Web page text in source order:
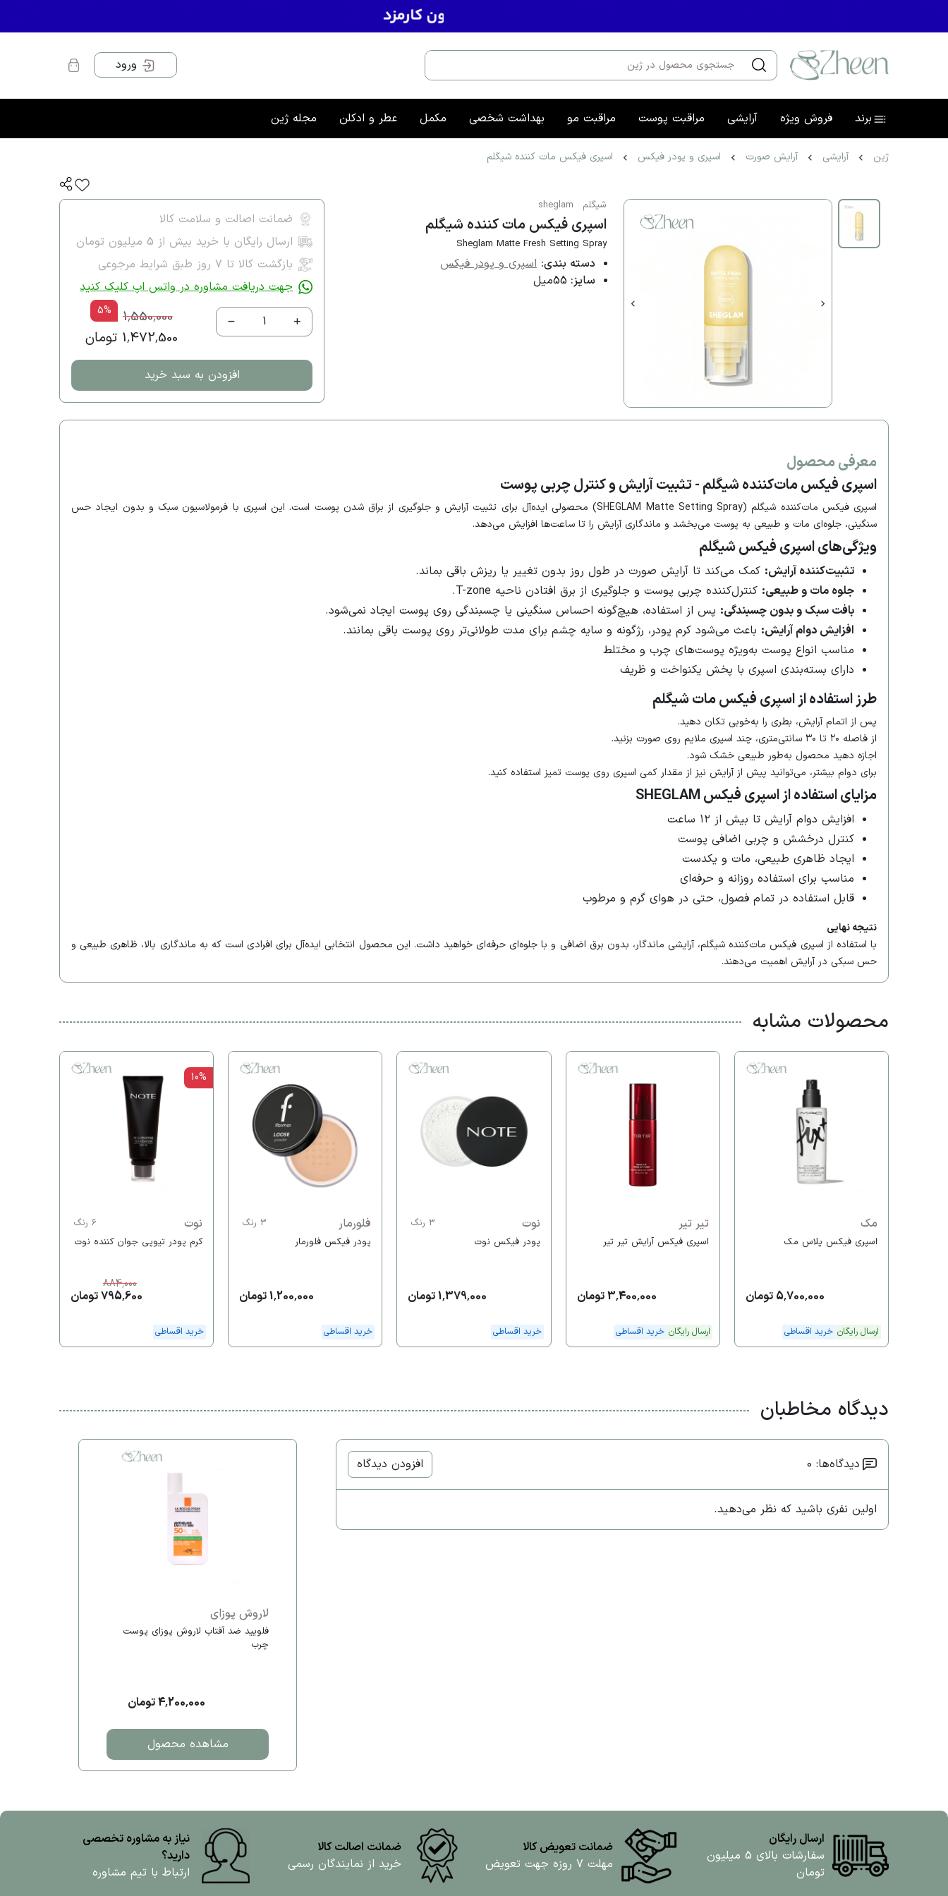
ورود
برند فروش ویژه آرایشی مراقبت پوست مراقبت مو بهداشت شخصی مکمل عطر و ادکلن مجله ژین
ژین آرایشی آرایش صورت اسپری و پودر فیکس اسپری فیکس مات کننده شیگلم
شیگلم sheglam
اسپری فیکس مات کننده شیگلم
Sheglam Matte Fresh Setting Spray
دسته بندی: اسپری و پودر فیکس
سایز: 55میل
ضمانت اصالت و سلامت کالا
ارسال رایگان با خرید بیش از 5 میلیون تومان
بازگشت کالا تا ۷ روز طبق شرایط مرجوعی
جهت دریافت مشاوره در واتس اپ کلیک کنید
1
1,550,000
5%
1,472,500 تومان
افزودن به سبد خرید
معرفی محصول
اسپری فیکس مات‌کننده شیگلم - تثبیت آرایش و کنترل چربی پوست
اسپری فیکس مات‌کننده شیگلم (SHEGLAM Matte Setting Spray) محصولی ایده‌آل برای تثبیت آرایش و جلوگیری از براق شدن پوست است. این اسپری با فرمولاسیون سبک و بدون ایجاد حس
سنگینی، جلوه‌ای مات و طبیعی به پوست می‌بخشد و ماندگاری آرایش را تا ساعت‌ها افزایش می‌دهد.
ویژگی‌های اسپری فیکس شیگلم
تثبیت‌کننده آرایش: کمک می‌کند تا آرایش صورت در طول روز بدون تغییر یا ریزش باقی بماند.
جلوه مات و طبیعی: کنترل‌کننده چربی پوست و جلوگیری از برق افتادن ناحیه T-zone.
بافت سبک و بدون چسبندگی: پس از استفاده، هیچ‌گونه احساس سنگینی یا چسبندگی روی پوست ایجاد نمی‌شود.
افزایش دوام آرایش: باعث می‌شود کرم پودر، رژگونه و سایه چشم برای مدت طولانی‌تر روی پوست باقی بمانند.
مناسب انواع پوست به‌ویژه پوست‌های چرب و مختلط
دارای بسته‌بندی اسپری با پخش یکنواخت و ظریف
طرز استفاده از اسپری فیکس مات شیگلم
پس از اتمام آرایش، بطری را به‌خوبی تکان دهید.
از فاصله ۲۰ تا ۳۰ سانتی‌متری، چند اسپری ملایم روی صورت بزنید.
اجازه دهید محصول به‌طور طبیعی خشک شود.
برای دوام بیشتر، می‌توانید پیش از آرایش نیز از مقدار کمی اسپری روی پوست تمیز استفاده کنید.
مزایای استفاده از اسپری فیکس SHEGLAM
افزایش دوام آرایش تا بیش از ۱۲ ساعت
کنترل درخشش و چربی اضافی پوست
ایجاد ظاهری طبیعی، مات و یکدست
مناسب برای استفاده روزانه و حرفه‌ای
قابل استفاده در تمام فصول، حتی در هوای گرم و مرطوب
نتیجه نهایی
با استفاده از اسپری فیکس مات‌کننده شیگلم، آرایشی ماندگار، بدون برق اضافی و با جلوه‌ای حرفه‌ای خواهید داشت. این محصول انتخابی ایده‌آل برای افرادی است که به ماندگاری بالا، ظاهری طبیعی و
حس سبکی در آرایش اهمیت می‌دهند.
محصولات مشابه
مک
اسپری فیکس پلاس مک
5,700,000 تومان
ارسال رایگان خرید اقساطی
تیر تیر
اسپری فیکس آرایش تیر تیر
3,400,000 تومان
ارسال رایگان خرید اقساطی
نوت
3 رنگ
پودر فیکس نوت
1,379,000 تومان
خرید اقساطی
فلورمار
3 رنگ
پودر فیکس فلورمار
1,200,000 تومان
خرید اقساطی
10%
نوت
6 رنگ
‫کرم پودر تیوپی جوان کننده نوت
884,000
795,600 تومان
خرید اقساطی
دیدگاه مخاطبان
دیدگاه‌ها: 0 افزودن دیدگاه
اولین نفری باشید که نظر می‌دهید.
لاروش پوزای
فلویید ضد آفتاب لاروش پوزای پوست
چرب
4,200,000 تومان
مشاهده محصول
ارسال رایگان
سفارشات بالای 5 میلیون
تومان
ضمانت تعویض کالا
مهلت ۷ روزه جهت تعویض
ضمانت اصالت کالا
خرید از نمایندگان رسمی
نیاز به مشاوره تخصصی
دارید؟
ارتباط با تیم مشاوره